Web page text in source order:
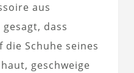
aus
dass
Schuhe seines
geschweige